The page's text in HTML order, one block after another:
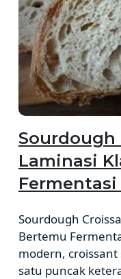
Sourdough
Laminasi
Sourdough
Bertemu
modern,
satu puncak